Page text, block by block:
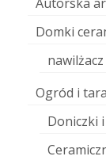
Domki
Ogród i
Doniczki